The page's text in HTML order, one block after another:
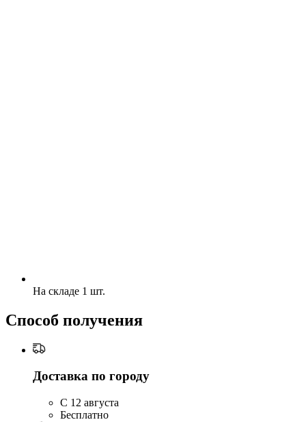
На складе 1 шт.
Способ получения
Доставка по городу
C 12 августа
Бесплатно